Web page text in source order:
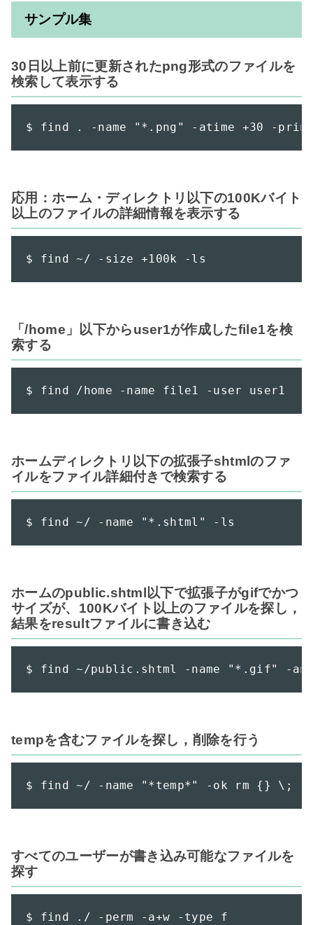
サンプル集
30日以上前に更新されたpng形式のファイルを
検索して表示する
$ find . -name "*.png" -atime +30 -
応用：ホーム・ディレクトリ以下の100Kバイト
以上のファイルの詳細情報を表示する
$ find ~/ -size +100k -ls
「/home」以下からuser1が作成したfile1を検
索する
$ find /home -name file1 -user user1
ホームディレクトリ以下の拡張子shtmlのファ
イルをファイル詳細付きで検索する
$ find ~/ -name "*.shtml" -ls
ホームのpublic.shtml以下で拡張子がgifでかつ
サイズが、100Kバイト以上のファイルを探し，
結果をresultファイルに書き込む
$ find ~/public.shtml -name "*.gif" -
tempを含むファイルを探し，削除を行う
$ find ~/ -name "*temp*" -ok rm {} \;
すべてのユーザーが書き込み可能なファイルを
探す
$ find ./ -perm -a+w -type f